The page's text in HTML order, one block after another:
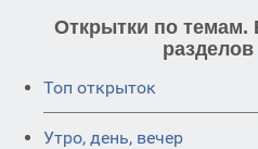
Открытки по темам.
Топ открыток
Утро, день, вечер